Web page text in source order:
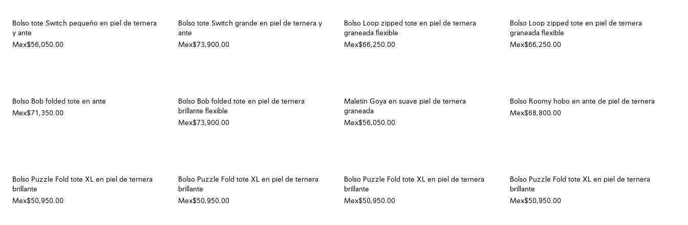
Bolso tote Switch pequeño en piel de ternera
y ante
Mex$56,050.00
Bolso tote Switch grande en piel de ternera y
ante
Mex$73,900.00
Bolso Loop zipped tote en piel de ternera
graneada flexible
Mex$66,250.00
Bolso Loop zipped tote en piel de ternera
graneada flexible
Mex$66,250.00
Bolso Bob folded tote en ante
Mex$71,350.00
Bolso Bob folded tote en piel de ternera
brillante flexible
Mex$73,900.00
Maletín Goya en suave piel de ternera
graneada
Mex$56,050.00
Bolso Roomy hobo en ante de piel de ternera
Mex$68,800.00
Bolso Puzzle Fold tote XL en piel de ternera
brillante
Mex$50,950.00
Bolso Puzzle Fold tote XL en piel de ternera
brillante
Mex$50,950.00
Bolso Puzzle Fold tote XL en piel de ternera
brillante
Mex$50,950.00
Bolso Puzzle Fold tote XL en piel de ternera
brillante
Mex$50,950.00